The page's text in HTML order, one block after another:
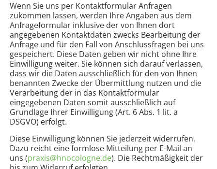
Wenn Sie uns per Kontaktformular Anfragen
zukommen lassen, werden Ihre Angaben aus dem
Anfrageformular inklusive der von Ihnen dort
angegebenen Kontaktdaten zwecks Bearbeitung der
Anfrage und für den Fall von Anschlussfragen bei uns
gespeichert. Diese Daten geben wir nicht ohne Ihre
Einwilligung weiter. Sie können sich darauf verlassen,
dass wir die Daten ausschließlich für den von Ihnen
benannten Zwecke der Übermittlung nutzen und die
Verarbeitung der in das Kontaktformular
eingegebenen Daten somit ausschließlich auf
Grundlage Ihrer Einwilligung (Art. 6 Abs. 1 lit. a
DSGVO) erfolgt.
Diese Einwilligung können Sie jederzeit widerrufen.
Dazu reicht eine formlose Mitteilung per E-Mail an
uns (praxis@hnocologne.de). Die Rechtmäßigkeit der